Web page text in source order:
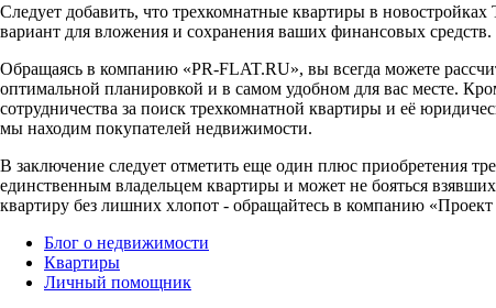
Следует добавить, что трехкомнатные квартиры в
вариант для вложения и сохранения ваших финансовых средств.
Обращаясь в компанию «PR-FLAT.RU», вы всегда можете
оптимальной планировкой и в самом удобном для вас месте.
сотрудничества за поиск трехкомнатной квартиры и её
мы находим покупателей недвижимости.
В заключение следует отметить еще один плюс приобретения
единственным владельцем квартиры и может не бояться
квартиру без лишних хлопот - обращайтесь в компанию
Блог о недвижимости
Квартиры
Личный помощник